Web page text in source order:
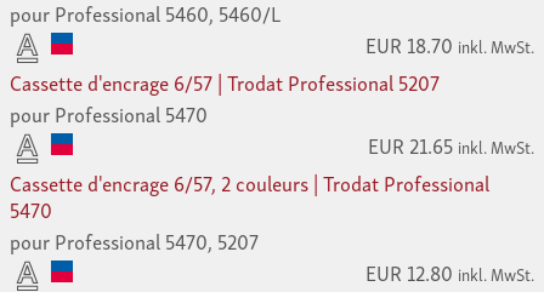
pour Professional 5460, 5460/L
EUR 18.70 inkl. MwSt.
Cassette d'encrage 6/57 | Trodat Professional 5207
pour Professional 5470
EUR 21.65 inkl. MwSt.
Cassette d'encrage 6/57, 2 couleurs | Trodat Professional
5470
pour Professional 5470, 5207
EUR 12.80 inkl. MwSt.